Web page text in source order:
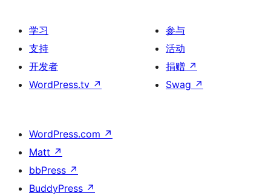
学习
支持
开发者
WordPress.tv ↗
参与
活动
捐赠 ↗
Swag ↗
WordPress.com ↗
Matt ↗
bbPress ↗
BuddyPress ↗